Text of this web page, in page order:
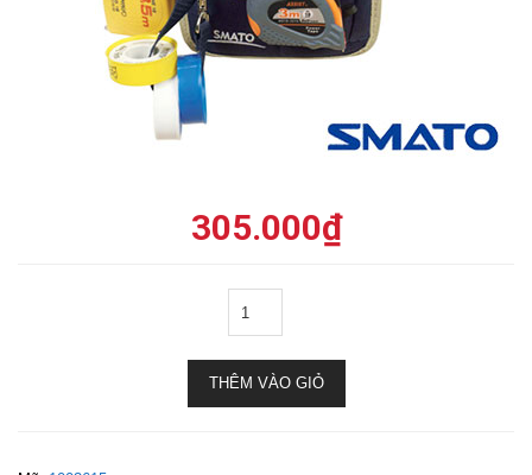
305.000₫
THÊM VÀO GIỎ